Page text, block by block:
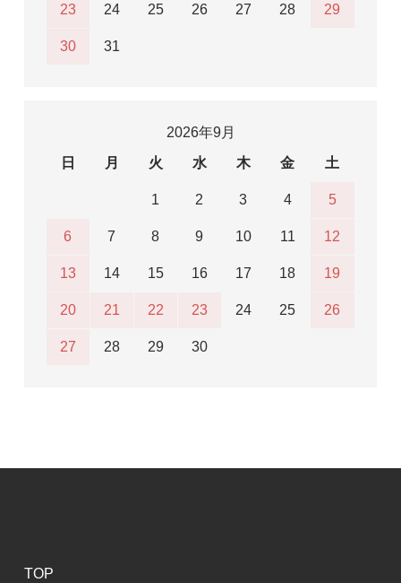
23 24 25 26 27 28 29
30 31
2026年9月
日
月 火 水 木 金 土
1 2 3 4 5
6 7 8 9 10 11 12
13 14 15 16 17 18 19
20 21 22 23 24 25 26
27 28 29 30
TOP